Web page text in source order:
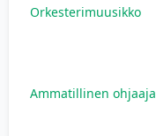
Orkesterimuusikko
Ammatillinen ohjaaja